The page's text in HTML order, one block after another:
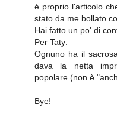
é proprio l'articolo
stato da me bollato
Hai fatto un po' di
Per Taty:
Ognuno ha il
dava la netta
popolare (non è
Bye!